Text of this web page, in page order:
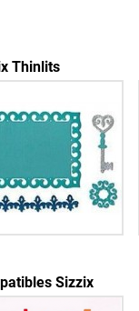
Thinlits
Sizzix